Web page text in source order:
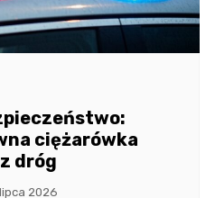
ciężarówka
dróg
2026